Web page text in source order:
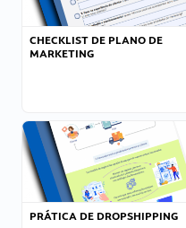
CHECKLIST DE PLANO DE
MARKETING
PRÁTICA DE DROPSHIPPING